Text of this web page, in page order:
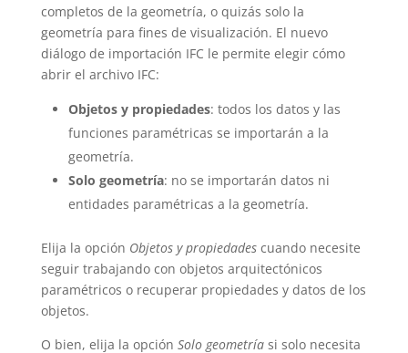
completos de la geometría, o quizás solo la
geometría para fines de visualización. El nuevo
diálogo de importación IFC le permite elegir cómo
abrir el archivo IFC:
Objetos y propiedades: todos los datos y las
funciones paramétricas se importarán a la
geometría.
Solo geometría: no se importarán datos ni
entidades paramétricas a la geometría.
Elija la opción Objetos y propiedadescuando necesite
seguir trabajando con objetos arquitectónicos
paramétricos o recuperar propiedades y datos de los
objetos.
O bien, elija la opción Solo geometríasi solo necesita